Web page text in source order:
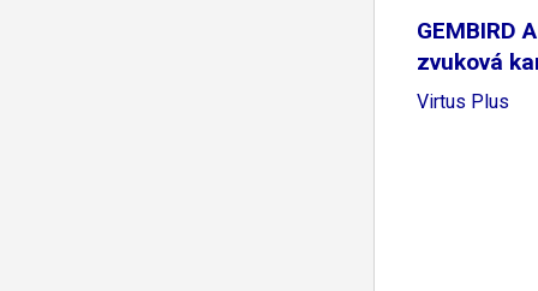
GEMBIRD
zvuková
Virtus Plus